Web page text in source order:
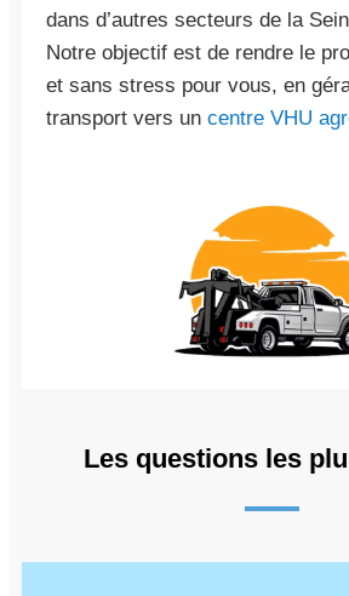
dans d’autres secteurs de la
Notre objectif est de rendre le
et sans stress pour vous, en
transport vers un centre VHU
Les questions les